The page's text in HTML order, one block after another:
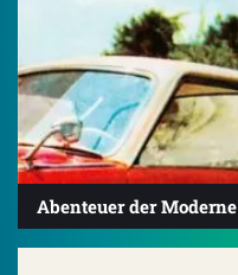
Abenteuer der Moderne